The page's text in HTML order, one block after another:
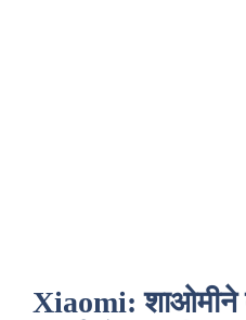
Xiaomi: शाओमीने